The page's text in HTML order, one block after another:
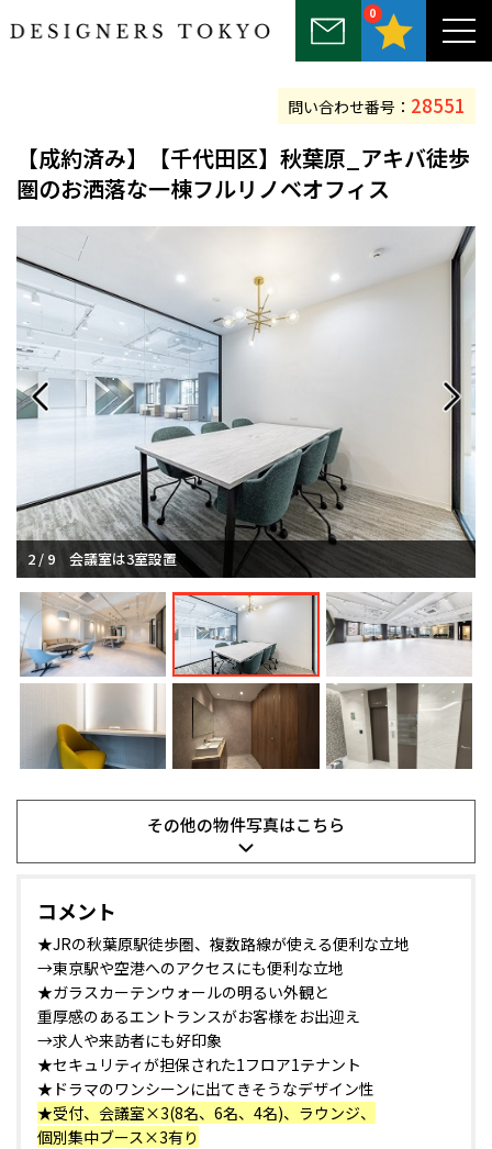
0
～25坪 25坪～50坪 50坪～75坪
75坪～100坪
【成約済み】【千代田区】秋葉原_アキバ徒歩
圏のお洒落な一棟フルリノベオフィス
問い合わせ番号： 28551
2 / 9 会議室は3室設置
その他の物件写真はこちら
コメント
★JRの秋葉原駅徒歩圏、複数路線が使える便利な立地
→東京駅や空港へのアクセスにも便利な立地
★ガラスカーテンウォールの明るい外観と
重厚感のあるエントランスがお客様をお出迎え
→求人や来訪者にも好印象
★セキュリティが担保された1フロア1テナント
★ドラマのワンシーンに出てきそうなデザイン性
★受付、会議室×3(8名、6名、4名)、ラウンジ、
個別集中ブース×3有り